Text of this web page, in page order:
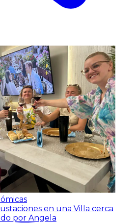
en una Villa cerca
por Angela